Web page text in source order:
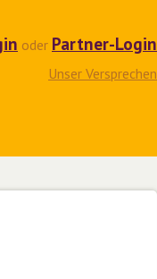
oder Partner-Login
Unser Versprechen